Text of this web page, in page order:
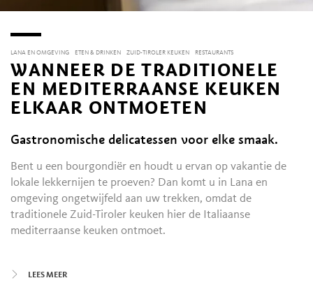
LANA EN OMGEVING ETEN & DRINKEN ZUID-TIROLER KEUKEN RESTAURANTS
WANNEER DE TRADITIONELE
EN MEDITERRAANSE KEUKEN
ELKAAR ONTMOETEN
Gastronomische delicatessen voor elke smaak.
Bent u een bourgondiër en houdt u ervan op vakantie de
lokale lekkernijen te proeven? Dan komt u in Lana en
omgeving ongetwijfeld aan uw trekken, omdat de
traditionele Zuid-Tiroler keuken hier de Italiaanse
mediterraanse keuken ontmoet.
of carpaccio? 'Gnocchetti di spinaci' (kleine
LEES MEER